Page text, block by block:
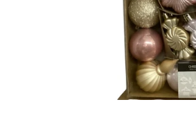
KRYDDERURTER
BAGEKRYDDERI/
MIXKRYDDERIER
DIVERSE